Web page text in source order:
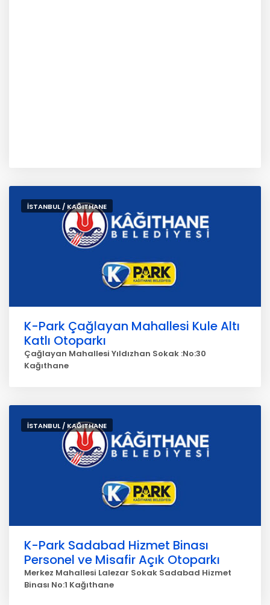
İSTANBUL / KAĞITHANE
K-Park Çağlayan Mahallesi Kule Altı
Katlı Otoparkı
Çağlayan Mahallesi Yıldızhan Sokak :No:30
Kağıthane
İSTANBUL / KAĞITHANE
K-Park Sadabad Hizmet Binası
Personel ve Misafir Açık Otoparkı
Merkez Mahallesi Lalezar Sokak Sadabad Hizmet
Binası No:1 Kağıthane